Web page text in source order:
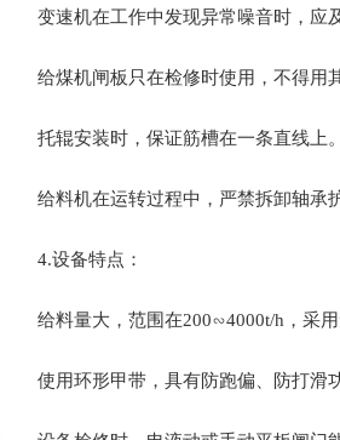
变速机在工作中发现异常噪音时，应
给煤机闸板只在检修时使用，不得用
托辊安装时，保证筋槽在一条直线上。
给料机在运转过程中，严禁拆卸轴承
4.设备特点‌：
给料量大，范围在200∽4000t/h，采用
使用环形甲带，具有防跑偏、防打滑